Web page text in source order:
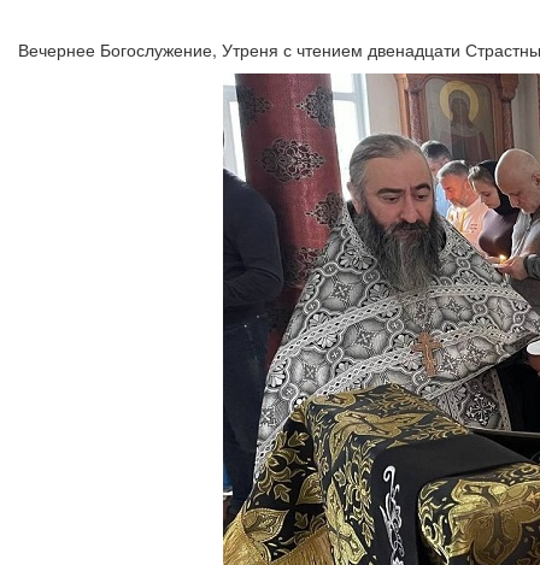
Вечернее Богослужение, Утреня с чтением двенадцати